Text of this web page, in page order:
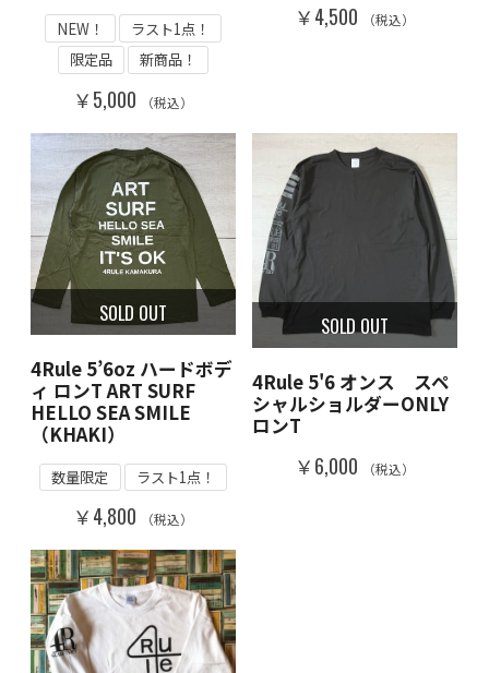
NEW！
ラスト1点！
限定品
新商品！
￥5,000 （税込）
￥4,500 （税込）
SOLD OUT
4Rule 5’6oz ハードボデ
ィ ロンT ART SURF
HELLO SEA SMILE
（KHAKI）
数量限定 ラスト1点！
￥4,800 （税込）
SOLD OUT
4Rule 5'6 オンス スペ
シャルショルダーONLY
ロンT
￥6,000 （税込）